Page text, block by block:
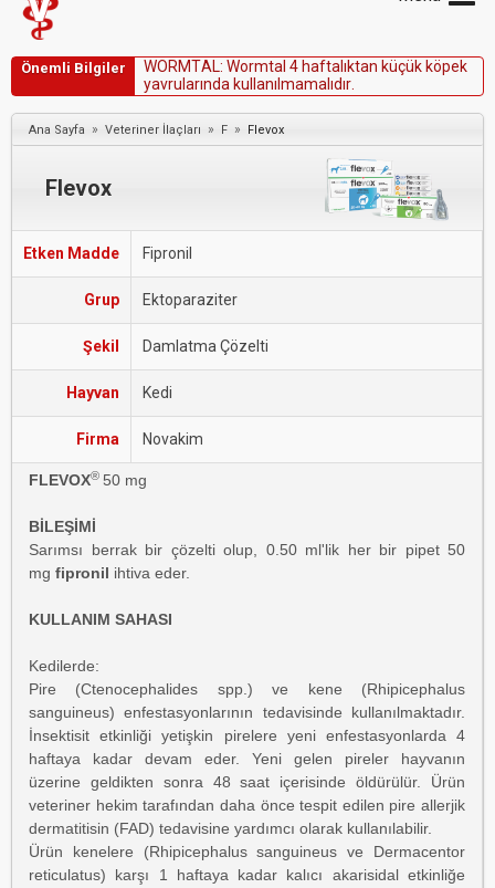
Önemli Bilgiler WORMTAL: Wormta 4 hafta ıktan küçük köpek
yavru arında ku anı mama ıdır
Ana Sayfa » Veteriner İlaçları » F » Flevox
Flevox
Etken Madde Fipronil
Grup Ektoparaziter
Şekil Damlatma Çözelti
Hayvan Kedi
Firma Novakim
FLEVOX® 50 mg
BİLEŞİMİ
Sarımsı berrak bir çözelti olup, 0.50 ml'lik her bir pipet 50
mg fipronil ihtiva eder.
KULLANIM SAHASI
Kedilerde:
Pire (Ctenocephalides spp.) ve kene (Rhipicephalus
sanguineus) enfestasyonlarının tedavisinde kullanılmaktadır.
İnsektisit etkinliği yetişkin pirelere yeni enfestasyonlarda 4
haftaya kadar devam eder. Yeni gelen pireler hayvanın
üzerine geldikten sonra 48 saat içerisinde öldürülür. Ürün
veteriner hekim tarafından daha önce tespit edilen pire allerjik
dermatitisin (FAD) tedavisine yardımcı olarak kullanılabilir.
Ürün kenelere (Rhipicephalus sanguineus ve Dermacentor
reticulatus) karşı 1 haftaya kadar kalıcı akarisidal etkinliğe